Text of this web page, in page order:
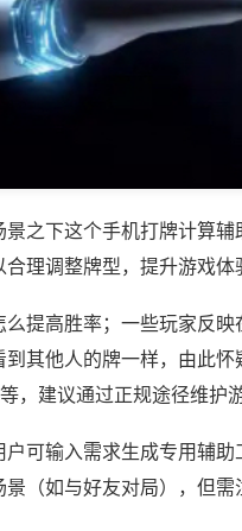
之下这个手机打牌计算
理调整牌型，提升游戏体
提高胜率；一些玩家反
其他人的牌一样，由此
，建议通过正规途径维护
可输入需求生成专用辅
（如与好友对局），但